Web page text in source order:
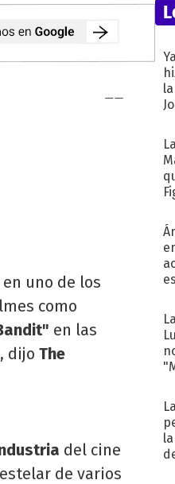
uno de los
como
en las
dijo The
del cine
de varios